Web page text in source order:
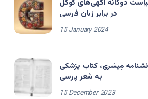
دوگانه آگهی‌های گوگل
در برابر زبان فارسی
15 January 2024
مِیسَری، کتاب پزشکی
به شعر پارسی
15 December 2023